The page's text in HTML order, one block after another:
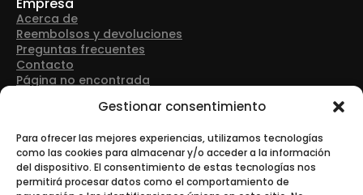
Gestionar consentimiento
Para ofrecer las mejores experiencias, utilizamos tecnologías
como las cookies para almacenar y/o acceder a la información
del dispositivo. El consentimiento de estas tecnologías nos
permitirá procesar datos como el comportamiento de
Empresa
Acerca de
Reembolsos y devoluciones
Preguntas frecuentes
Contacto
Página no encontrada
Dirección: Avenida Las Retamas 50, 28922, Alcorcón
Teléfono: +34 916 43 91 88